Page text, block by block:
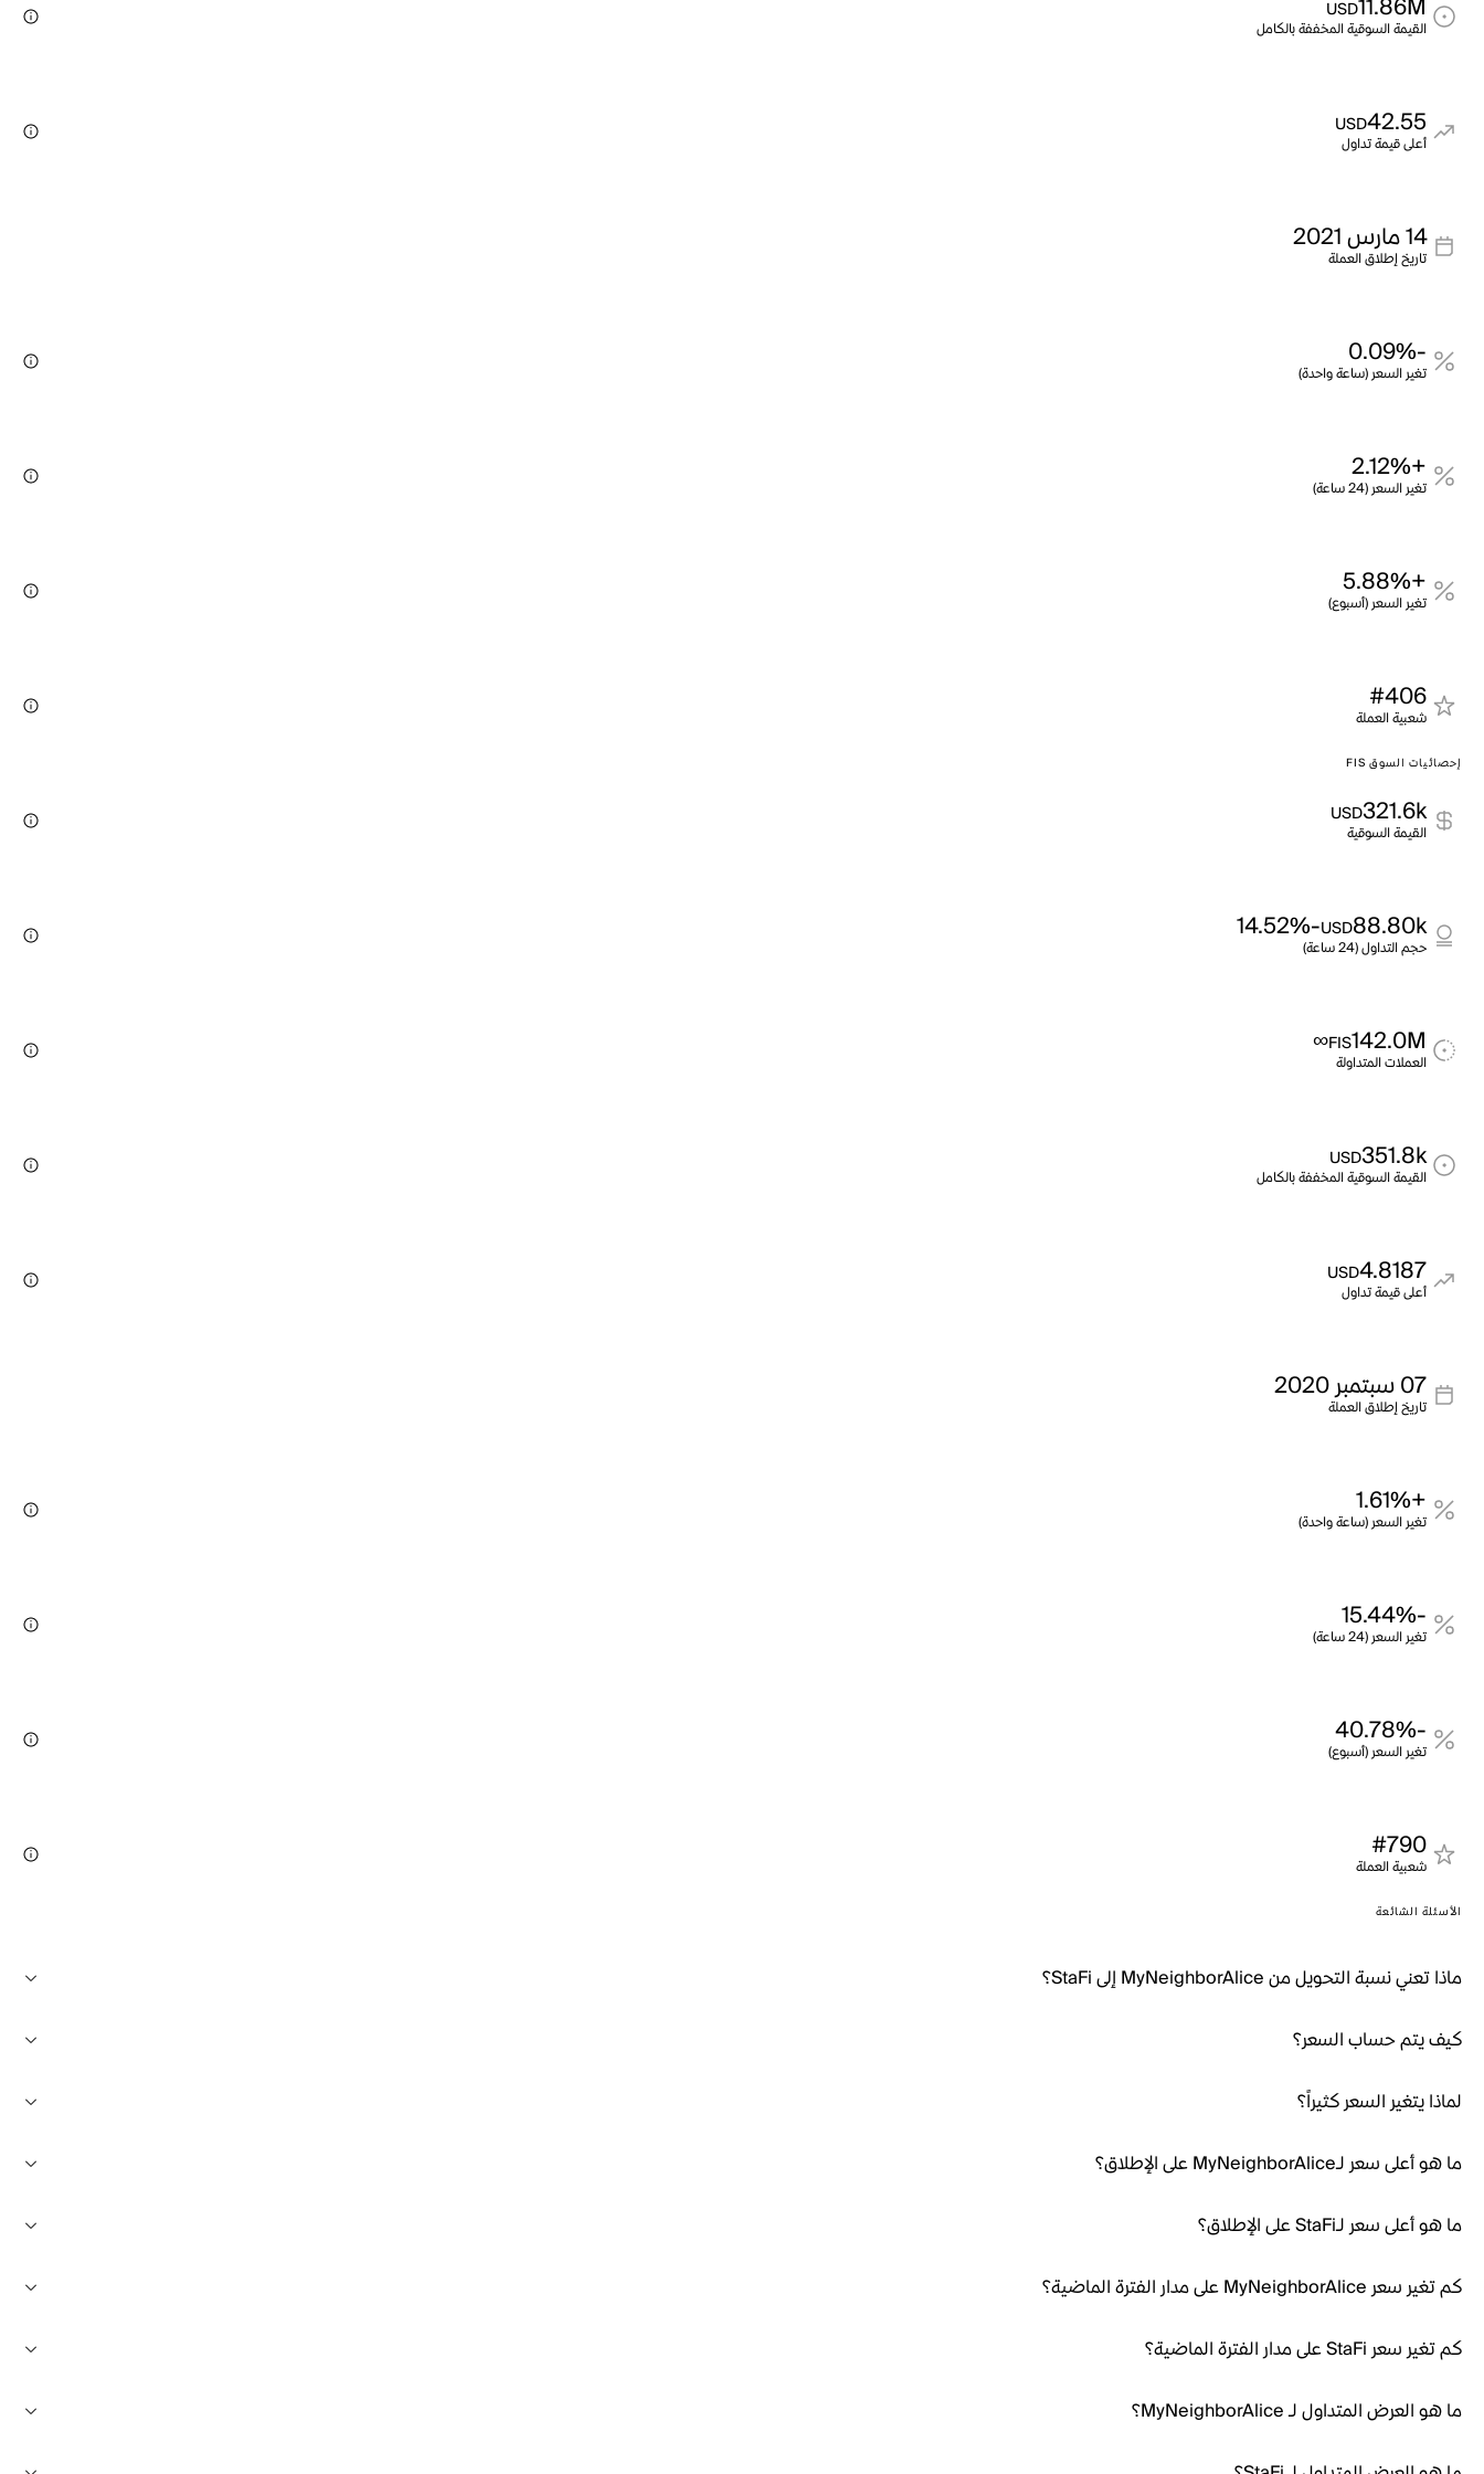
11.86M
USD
القيمة السوقية المخففة بالكامل
42.55
USD
أعلى قيمة تداول
14 مارس 2021
تاريخ إطلاق العملة
-0.09%
تغير السعر (ساعة واحدة)
+2.12%
تغير السعر (24 ساعة)
+5.88%
تغير السعر (أسبوع)
#406
شعبية العملة
إحصائيات السوق FIS
321.6k
USD
القيمة السوقية
88.80k
USD
-14.52%
حجم التداول (24 ساعة)
142.0M
FIS
∞
العملات المتداولة
351.8k
USD
القيمة السوقية المخففة بالكامل
4.8187
USD
أعلى قيمة تداول
07 سبتمبر 2020
تاريخ إطلاق العملة
+1.61%
تغير السعر (ساعة واحدة)
-15.44%
تغير السعر (24 ساعة)
-40.78%
تغير السعر (أسبوع)
#790
شعبية العملة
الأسئلة الشائعة
ماذا تعني نسبة التحويل من MyNeighborAlice إلى StaFi؟
كيف يتم حساب السعر؟
لماذا يتغير السعر كثيراً؟
ما هو أعلى سعر لـMyNeighborAlice على الإطلاق؟
ما هو أعلى سعر لـStaFi على الإطلاق؟
كم تغير سعر MyNeighborAlice على مدار الفترة الماضية؟
كم تغير سعر StaFi على مدار الفترة الماضية؟
ما هو العرض المتداول لـ MyNeighborAlice؟